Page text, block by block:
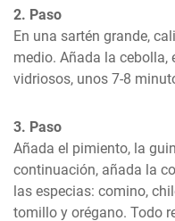
2. Paso
En una sartén grande,
medio. Añada la cebolla,
vidriosos, unos 7-8
3. Paso
Añada el pimiento, la
continuación, añada la
las especias: comino,
tomillo y orégano. Todo